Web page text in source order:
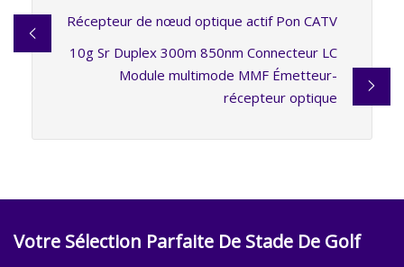
Récepteur de nœud optique actif Pon CATV
10g Sr Duplex 300m 850nm Connecteur LC
Module multimode MMF Émetteur-
récepteur optique
Votre Sélection Parfaite De Stade De Golf